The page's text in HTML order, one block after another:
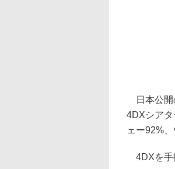
日本公開
4DXシア
ェー92%
4DXを手